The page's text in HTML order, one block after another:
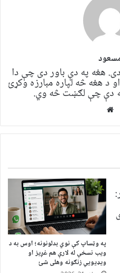
هغه په ​​​​دې باور دی چې دا
هغه څه لپاره مبارزه وکړئ
دې چې لګښت څه وي.
په وټساپ کې نوي بدلونونه؛ اوس به د
ویب نسخې له لارې هم غږیز او
ویډیويي زنګونه وهلی شئ